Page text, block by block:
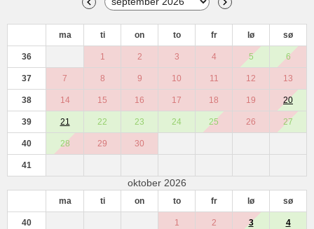
ma ti on to fr lø sø
36 1 2 3 4 5 6
37 7 8 9 10 11 12 13
38 14 15 16 17 18 19 20
39 21 22 23 24 25 26 27
40 28 29 30
41
oktober 2026
ma ti on to fr lø sø
40 1 2 3 4